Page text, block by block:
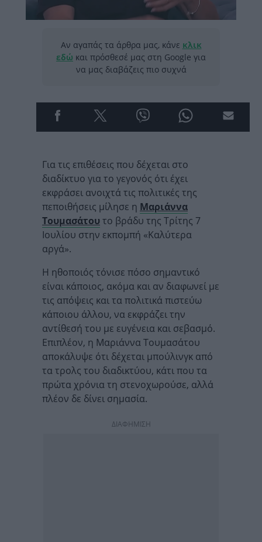
Αν αγαπάς τα άρθρα μας, κάνε κλικ
εδώ και πρόσθεσέ μας στη Google για
να μας διαβάζεις πιο συχνά
Για τις επιθέσεις που δέχεται στο
διαδίκτυο για το γεγονός ότι έχει
εκφράσει ανοιχτά τις πολιτικές της
πεποιθήσεις μίλησε η Μαριάννα
Τουμασάτουτο βράδυ της Τρίτης 7
Ιουλίου στην εκπομπή «Καλύτερα
αργά».
Η ηθοποιός τόνισε πόσο σημαντικό
είναι κάποιος, ακόμα και αν διαφωνεί με
τις απόψεις και τα πολιτικά πιστεύω
κάποιου άλλου, να εκφράζει την
αντίθεσή του με ευγένεια και σεβασμό.
Επιπλέον, η Μαριάννα Τουμασάτου
αποκάλυψε ότι δέχεται μπούλινγκ από
τα τρολς του διαδικτύου, κάτι που τα
πρώτα χρόνια τη στενοχωρούσε, αλλά
πλέον δε δίνει σημασία.
ΔΙΑΦΗΜΙΣΗ